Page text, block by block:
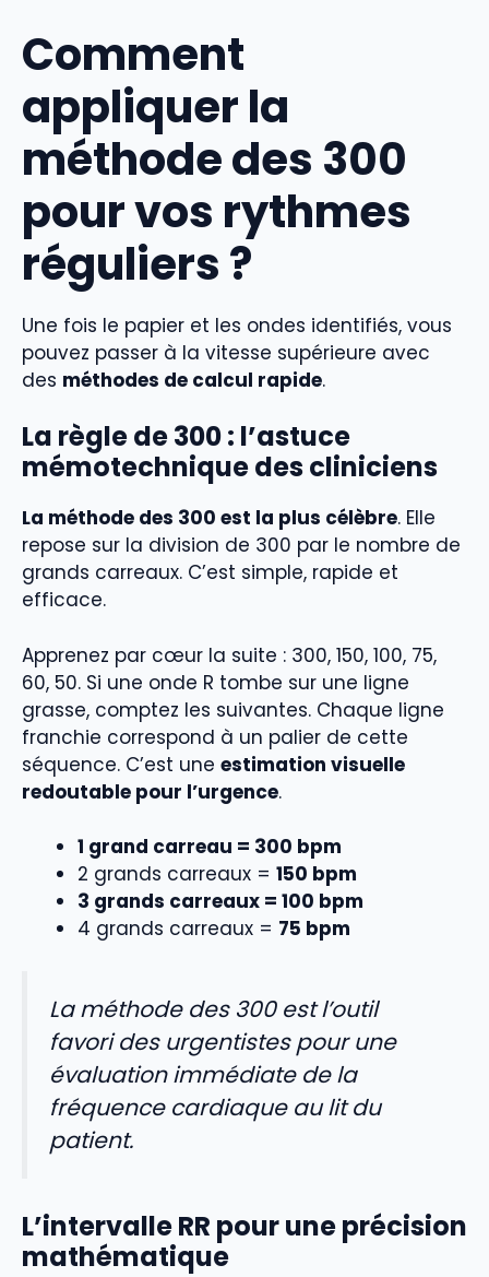
Comment
appliquer la
méthode des 300
pour vos rythmes
réguliers ?
Une fois le papier et les ondes identifiés, vous
pouvez passer à la vitesse supérieure avec
des méthodes de calcul rapide.
La règle de 300 : l’astuce
mémotechnique des cliniciens
La méthode des 300 est la plus célèbre. Elle
repose sur la division de 300 par le nombre de
grands carreaux. C’est simple, rapide et
efficace.
Apprenez par cœur la suite : 300, 150, 100, 75,
60, 50. Si une onde R tombe sur une ligne
grasse, comptez les suivantes. Chaque ligne
franchie correspond à un palier de cette
séquence. C’est une estimation visuelle
redoutable pour l’urgence.
1 grand carreau = 300 bpm
2 grands carreaux = 150 bpm
3 grands carreaux = 100 bpm
4 grands carreaux = 75 bpm
La méthode des 300 est l’outil
favori des urgentistes pour une
évaluation immédiate de la
fréquence cardiaque au lit du
patient.
L’intervalle RR pour une précision
mathématique